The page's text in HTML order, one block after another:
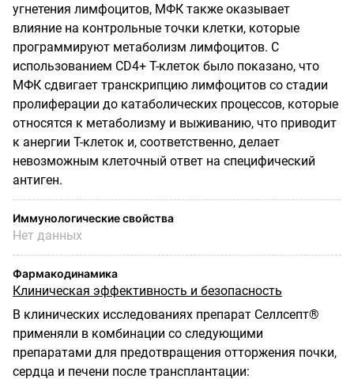
угнетения лимфоцитов, МФК также оказывает
влияние на контрольные точки клетки, которые
программируют метаболизм лимфоцитов. С
использованием CD4+ Т-клеток было показано, что
МФК сдвигает транскрипцию лимфоцитов со стадии
пролиферации до катаболических процессов, которые
относятся к метаболизму и выживанию, что приводит
к анергии Т-клеток и, соответственно, делает
невозможным клеточный ответ на специфический
антиген.
Иммунологические свойства
Нет данных
Фармакодинамика
Клиническая эффективность и безопасность
В клинических исследованиях препарат Селлсепт®
применяли в комбинации со следующими
препаратами для предотвращения отторжения почки,
сердца и печени после трансплантации: